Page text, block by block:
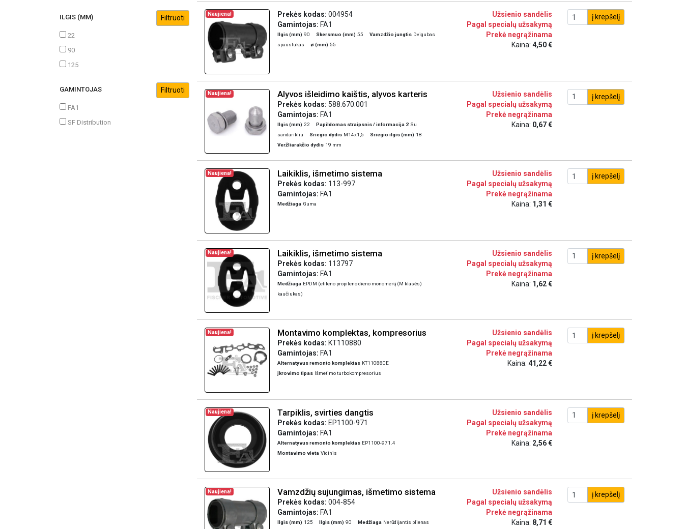
ILGIS (MM)
22
90
125
GAMINTOJAS
FA1
SF Distribution
Naujiena! Prekės kodas: 004954
Gamintojas: FA1
Ilgis (mm) 90 Skersmuo (mm) 55 Vamzdžio jungtis Dvigubas
spaustukas
ø (mm) 55
Užsienio sandėlis
Pagal specialų užsakymą
Prekė negrąžinama
Kaina: 4,50 €
į krepšelį
Naujiena! Alyvos išleidimo kaištis, alyvos karteris
Prekės kodas: 588.670.001
Gamintojas: FA1
Ilgis (mm) 22 Papildomas straipsnis / informacija 2 Su
sandarikliu
Sriegio dydis M14x1,5 Sriegio ilgis (mm) 18
Veržliarakčio dydis 19 mm
Užsienio sandėlis
Pagal specialų užsakymą
Prekė negrąžinama
Kaina: 0,67 €
į krepšelį
Naujiena! Laikiklis, išmetimo sistema
Prekės kodas: 113-997
Gamintojas: FA1
Medžiaga Guma
Užsienio sandėlis
Pagal specialų užsakymą
Prekė negrąžinama
Kaina: 1,31 €
į krepšelį
Naujiena! Laikiklis, išmetimo sistema
Prekės kodas: 113797
Gamintojas: FA1
Medžiaga EPDM (etileno propileno dieno monomerų (M klasės)
kaučiukas)
Užsienio sandėlis
Pagal specialų užsakymą
Prekė negrąžinama
Kaina: 1,62 €
į krepšelį
Naujiena! Montavimo komplektas, kompresorius
Prekės kodas: KT110880
Gamintojas: FA1
Alternatyvus remonto komplektas KT110880E
įkrovimo tipas Išmetimo turbokompresorius
Užsienio sandėlis
Pagal specialų užsakymą
Prekė negrąžinama
Kaina: 41,22 €
į krepšelį
Naujiena! Tarpiklis, svirties dangtis
Prekės kodas: EP1100-971
Gamintojas: FA1
Alternatyvus remonto komplektas EP1100-971.4
Montavimo vieta Vidinis
Užsienio sandėlis
Pagal specialų užsakymą
Prekė negrąžinama
Kaina: 2,56 €
į krepšelį
Naujiena! Vamzdžių sujungimas, išmetimo sistema
Prekės kodas: 004-854
Gamintojas: FA1
Ilgis (mm) 125 Ilgis (mm) 90 Medžiaga Nerūdijantis plienas
Užsienio sandėlis
Pagal specialų užsakymą
Prekė negrąžinama
Kaina: 8,71 €
į krepšelį